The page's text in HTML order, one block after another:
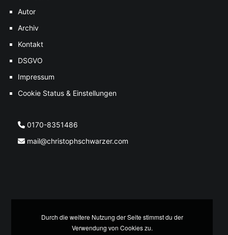
Autor
Archiv
Kontakt
DSGVO
Impressum
Cookie Status & Einstellungen
0170-8351486
mail@christophschwarzer.com
Durch die weitere Nutzung der Seite stimmst du der
Verwendung von Cookies zu.